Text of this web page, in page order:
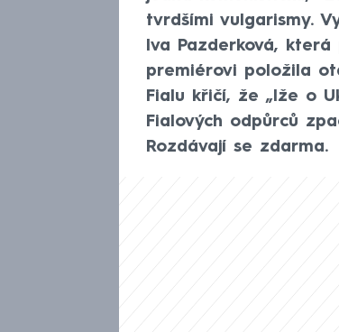
tvrdšími vulgarismy.
Iva Pazderková,
premiérovi položila
Fialu křičí, že „lže o
Fialových odpůrců
Rozdávají se zdarma.